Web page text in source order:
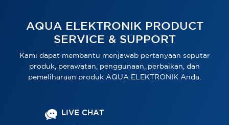
AQUA ELEKTRONIK PRODUCT
SERVICE & SUPPORT
Kami dapat membantu menjawab pertanyaan seputar
produk, perawatan, penggunaan, perbaikan, dan
pemeliharaan produk AQUA ELEKTRONIK Anda.
LIVE CHAT